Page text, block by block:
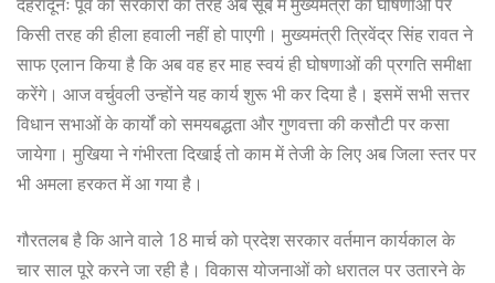
किसी तरह की हीला हवाली नहीं हो पाएगी। मुख्यमंत्री त्रिवेंद्र सिंह रावत ने
साफ एलान किया है कि अब वह हर माह स्वयं ही घोषणाओं की प्रगति समीक्षा
करेंगे। आज वर्चुवली उन्होंने यह कार्य शुरू भी कर दिया है। इसमें सभी सत्तर
विधान सभाओं के कार्यों को समयबद्धता और गुणवत्ता की कसौटी पर कसा
जायेगा। मुखिया ने गंभीरता दिखाई तो काम में तेजी के लिए अब जिला स्तर पर
भी अमला हरकत में आ गया है।
गौरतलब है कि आने वाले 18 मार्च को प्रदेश सरकार वर्तमान कार्यकाल के
चार साल पूरे करने जा रही है। विकास योजनाओं को धरातल पर उतारने के